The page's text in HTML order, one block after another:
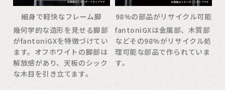
細身で軽快なフレーム脚
幾何学的な造形を見せる脚部
がfantoniGXを特徴づけてい
ます。オフホワイトの脚部は
解放感があり、天板のシック
な木目を引き立てます。
98%の部品がリサイクル可能
fantoniGXは金属部、木質部
などその98%がリサイクル処
理可能な部品で作られていま
す。